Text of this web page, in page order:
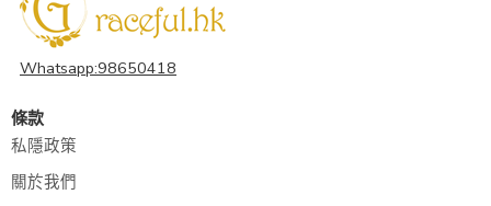
Whatsapp:98650418
條款
私隱政策
關於我們